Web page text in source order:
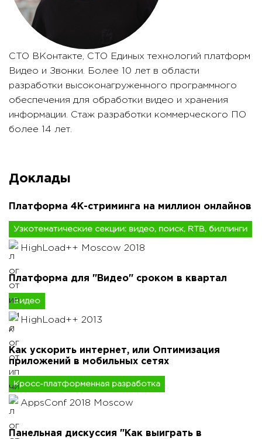
CTO ВКонтакте, CTO Единых технологий платформ
Видео и Звонки. Более 10 лет в области
разработки высоконагруженного программного
обеспечения для обработки видео и хранения
информации. Стаж разработки коммерческого ПО
более 14 лет.
Доклады
Платформа 4К-стриминга на миллион онлайнов
Узкотематические секции: видео, поиск, RTB, биллинги
HighLoad++ Moscow 2018
Платформа для "Видео" сроком в квартал
Видео
HighLoad++ 2013
Как ускорить интернет, или Оптимизация
приложений в мобильных сетях
Кросс-платформенная разработка
AppsConf 2018 Moscow
Панельная дискуссия "Как выиграть в